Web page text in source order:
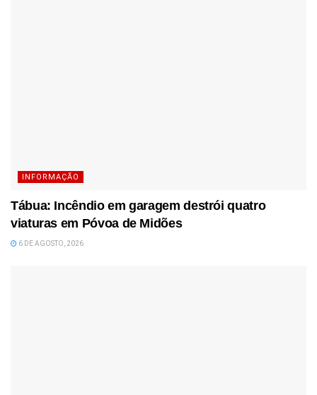
INFORMAÇÃO
Tábua: Incêndio em garagem destrói quatro
viaturas em Póvoa de Midões
6 DE AGOSTO, 2026